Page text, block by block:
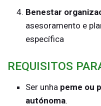
Benestar
asesoramento e
específica
REQUISITOS
Ser unha peme ou
autónoma.